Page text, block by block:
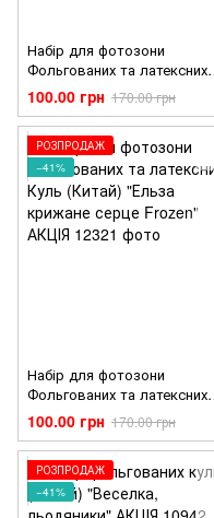
Набір для фотозони
Фольгованих та латексних
Куль (Китай) "Зайченя
бузкове " АКЦІЯ
100.00 грн 170.00 грн
РОЗПРОДАЖ
−41%
Набір для фотозони
Фольгованих та латексних
Куль (Китай) "Ельза крижане
серце Frozen" АКЦІЯ
100.00 грн 170.00 грн
РОЗПРОДАЖ
−41%